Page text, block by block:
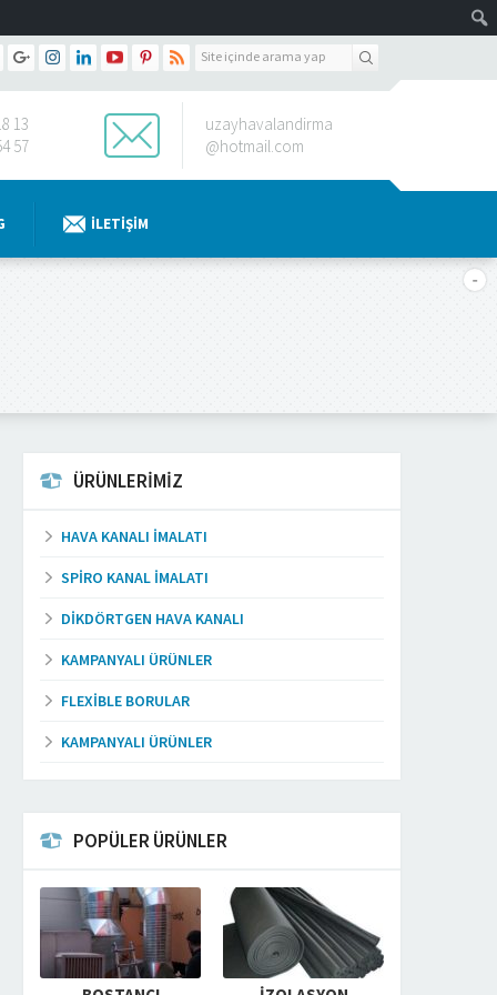
13
57
uzayhavalandirma
@hotmail.com
İLETIŞIM
ÜRÜNLERİMİZ
HAVA KANALI İMALATI
SPIRO KANAL İMALATI
DIKDÖRTGEN HAVA KANALI
KAMPANYALI ÜRÜNLER
FLEXIBLE BORULAR
KAMPANYALI ÜRÜNLER
POPÜLER ÜRÜNLER